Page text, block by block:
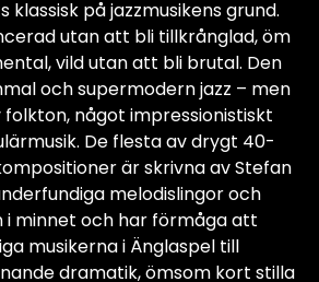
klassisk på jazzmusikens grund.
utan att bli tillkrånglad, öm
vild utan att bli brutal. Den
och supermodern jazz – men
folkton, något impressionistiskt
De flesta av drygt 40-
är skrivna av Stefan
melodislingor och
i minnet och har förmåga att
musikerna i Änglaspel till
dramatik, ömsom kort stilla